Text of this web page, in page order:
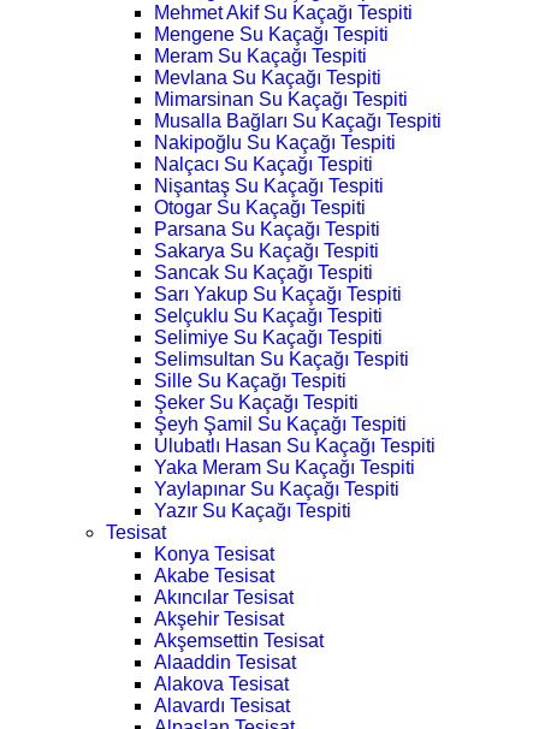
Mehmet Akif Su Kaçağı Tespiti
Mengene Su Kaçağı Tespiti
Meram Su Kaçağı Tespiti
Mevlana Su Kaçağı Tespiti
Mimarsinan Su Kaçağı Tespiti
Musalla Bağları Su Kaçağı Tespiti
Nakipoğlu Su Kaçağı Tespiti
Nalçacı Su Kaçağı Tespiti
Nişantaş Su Kaçağı Tespiti
Otogar Su Kaçağı Tespiti
Parsana Su Kaçağı Tespiti
Sakarya Su Kaçağı Tespiti
Sancak Su Kaçağı Tespiti
Sarı Yakup Su Kaçağı Tespiti
Selçuklu Su Kaçağı Tespiti
Selimiye Su Kaçağı Tespiti
Selimsultan Su Kaçağı Tespiti
Sille Su Kaçağı Tespiti
Şeker Su Kaçağı Tespiti
Şeyh Şamil Su Kaçağı Tespiti
Ulubatlı Hasan Su Kaçağı Tespiti
Yaka Meram Su Kaçağı Tespiti
Yaylapınar Su Kaçağı Tespiti
Yazır Su Kaçağı Tespiti
Tesisat
Konya Tesisat
Akabe Tesisat
Akıncılar Tesisat
Akşehir Tesisat
Akşemsettin Tesisat
Alaaddin Tesisat
Alakova Tesisat
Alavardı Tesisat